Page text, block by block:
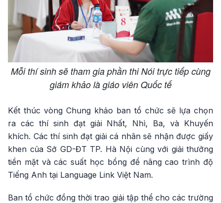
Mỗi thí sinh sẽ tham gia phần thi Nói trực tiếp cùng
giám khảo là giáo viên Quốc tế
Kết thúc vòng Chung khảo ban tổ chức sẽ lựa chọn
ra các thí sinh đạt giải Nhất, Nhì, Ba, và Khuyến
khích. Các thí sinh đạt giải cá nhân sẽ nhận được giấy
khen của Sở GD-ĐT TP. Hà Nội cùng với giải thưởng
tiền mặt và các suất học bổng để nâng cao trình độ
Tiếng Anh tại Language Link Việt Nam.
Ban tổ chức đồng thời trao giải tập thể cho các trường